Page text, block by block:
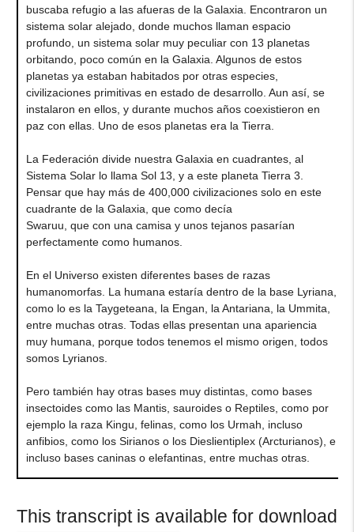
buscaba refugio a las afueras de la Galaxia. Encontraron un
sistema solar alejado, donde muchos llaman espacio
profundo, un sistema solar muy peculiar con 13 planetas
orbitando, poco común en la Galaxia. Algunos de estos
planetas ya estaban habitados por otras especies,
civilizaciones primitivas en estado de desarrollo. Aun así, se
instalaron en ellos, y durante muchos años coexistieron en
paz con ellas. Uno de esos planetas era la Tierra.
La Federación divide nuestra Galaxia en cuadrantes, al
Sistema Solar lo llama Sol 13, y a este planeta Tierra 3.
Pensar que hay más de 400,000 civilizaciones solo en este
cuadrante de la Galaxia, que como decía
Swaruu, que con una camisa y unos tejanos pasarían
perfectamente como humanos.
En el Universo existen diferentes bases de razas
humanomorfas. La humana estaría dentro de la base Lyriana,
como lo es la Taygeteana, la Engan, la Antariana, la Ummita,
entre muchas otras. Todas ellas presentan una apariencia
muy humana, porque todos tenemos el mismo origen, todos
somos Lyrianos.
Pero también hay otras bases muy distintas, como bases
insectoides como las Mantis, sauroides o Reptiles, como por
ejemplo la raza Kingu, felinas, como los Urmah, incluso
anfibios, como los Sirianos o los Dieslientiplex (Arcturianos), e
incluso bases caninas o elefantinas, entre muchas otras.
This transcript is available for download